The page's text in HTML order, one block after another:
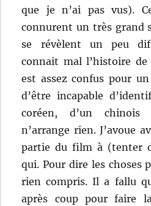
que je n’ai pas vus).
connurent un très grand
se révèlent un peu
connait mal l’histoire de
est assez confus pour
d’être incapable
coréen, d’un chinois
n’arrange rien. J’avoue
partie du film à (tenter
qui. Pour dire les choses
rien compris. Il a fallu
après coup pour faire